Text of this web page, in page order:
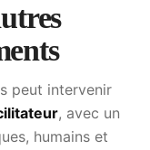
peut intervenir
, avec un
humains et